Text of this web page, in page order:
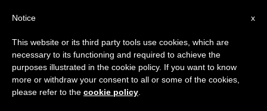
PAPI,UDIENZA GENERALE
x
Notice
This website or its third party tools use cookies, which are
necessary to its functioning and required to achieve the
purposes illustrated in the cookie policy. If you want to know
more or withdraw your consent to all or some of the cookies,
please refer to the cookie policy